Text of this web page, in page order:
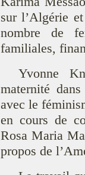
sur l’Algérie
nombre de
familiales,
Yvonne
maternité
avec le
en cours de
Rosa Maria
propos de